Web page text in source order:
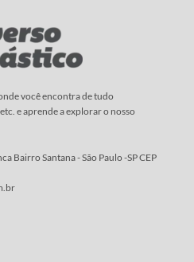
você encontra de tudo
e aprende a explorar o nosso
Bairro Santana - São Paulo -SP CEP